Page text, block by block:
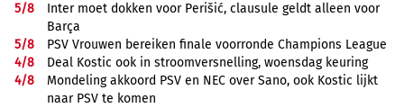
5/8
Inter moet dokken voor Perišić, clausule geldt alleen voor
Barça
5/8
PSV Vrouwen bereiken finale voorronde Champions League
4/8
Deal Kostic ook in stroomversnelling, woensdag keuring
4/8
Mondeling akkoord PSV en NEC over Sano, ook Kostic lijkt
naar PSV te komen